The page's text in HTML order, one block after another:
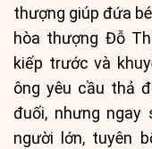
thượng giúp đứa
hòa thượng Đỗ
kiếp trước và
ông yêu cầu thả
đuối, nhưng ngay
người lớn, tuyên